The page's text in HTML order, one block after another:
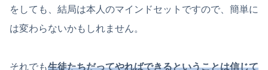
をしても、結局は本人のマインドセットですので、簡単に
は変わらないかもしれません。
それでも生徒たちだってやればできるということは信じて